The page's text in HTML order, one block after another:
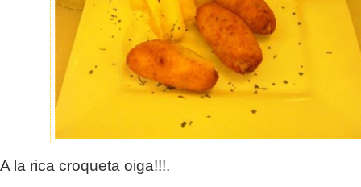
A la rica croqueta oiga!!!.